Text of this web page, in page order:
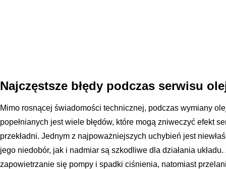
Najczęstsze błędy podczas serwisu
Mimo rosnącej świadomości technicznej, podczas wymiany
popełnianych jest wiele błędów, które mogą zniweczyć efekt
przekładni. Jednym z najpoważniejszych uchybień jest
jego niedobór, jak i nadmiar są szkodliwe dla działania
zapowietrzanie się pompy i spadki ciśnienia, natomiast